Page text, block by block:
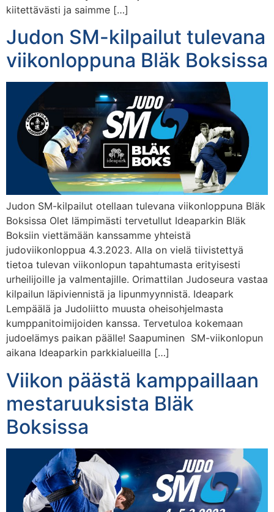
kiitettävästi ja saimme […]
Judon SM-kilpailut tulevana
viikonloppuna Bläk Boksissa
Judon SM-kilpailut otellaan tulevana viikonloppuna Bläk
Boksissa Olet lämpimästi tervetullut Ideaparkin Bläk
Boksiin viettämään kanssamme yhteistä
judoviikonloppua 4.3.2023. Alla on vielä tiivistettyä
tietoa tulevan viikonlopun tapahtumasta erityisesti
urheilijoille ja valmentajille. Orimattilan Judoseura vastaa
kilpailun läpiviennistä ja lipunmyynnistä. Ideapark
Lempäälä ja Judoliitto muusta oheisohjelmasta
kumppanitoimijoiden kanssa. Tervetuloa kokemaan
judoelämys paikan päälle! Saapuminen SM-viikonlopun
aikana Ideaparkin parkkialueilla […]
Viikon päästä kamppaillaan
mestaruuksista Bläk
Boksissa